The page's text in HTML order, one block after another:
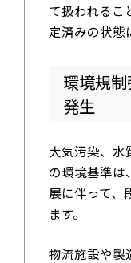
て扱われるこ
定済みの状態
環境規
発生
大気汚染、
の環境基準は
展に伴って、
ます。
物流施設や製